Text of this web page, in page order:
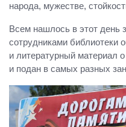
народа, мужестве,
Всем нашлось в этот день
сотрудниками библиотеки
и литературный материал
и подан в самых разных